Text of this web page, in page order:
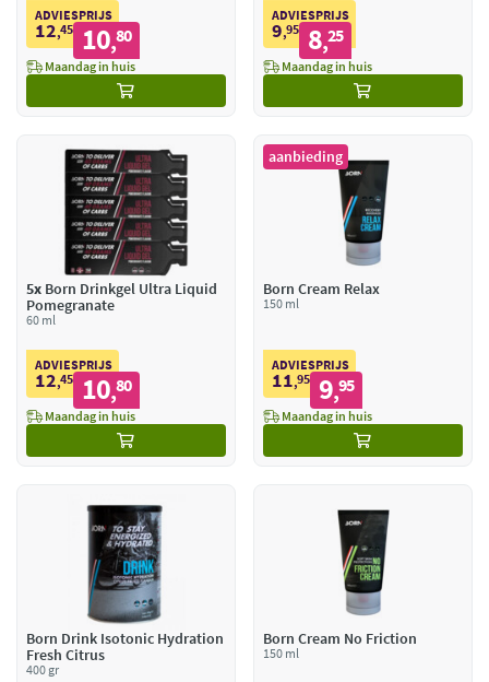
ADVIESPRIJS
12,45 10,80
Maandag in huis
ADVIESPRIJS
9,95 8,25
Maandag in huis
5x Born Drinkgel Ultra Liquid
Pomegranate
60 ml
ADVIESPRIJS
12,45 10,80
Maandag in huis
aanbieding
Born Cream Relax
150 ml
ADVIESPRIJS
11,95 9,95
Maandag in huis
Born Drink Isotonic Hydration
Fresh Citrus
400 gr
Born Cream No Friction
150 ml